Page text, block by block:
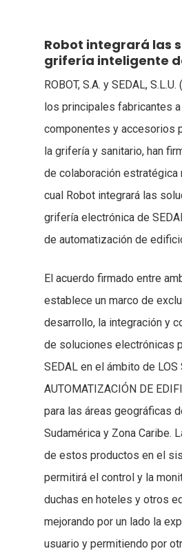
Robot integrará las
grifería inteligente
ROBOT, S.A. y SEDAL,
los principales fabricantes
componentes y accesorios
la grifería y sanitario, han
de colaboración estratégica
cual Robot integrará las
grifería electrónica de
de automatización de
El acuerdo firmado entre
establece un marco de
desarrollo, la integración y
de soluciones electrónicas
SEDAL en el ámbito de LOS
AUTOMATIZACIÓN DE
para las áreas geográficas
Sudamérica y Zona Caribe.
de estos productos en el
permitirá el control y la
duchas en hoteles y otros
mejorando por un lado la
usuario y permitiendo por